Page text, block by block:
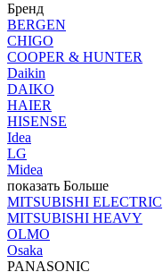
Бренд
BERGEN
CHIGO
COOPER & HUNTER
Daikin
DAIKO
HAIER
HISENSE
Idea
LG
Midea
показать Больше
MITSUBISHI ELECTRIC
MITSUBISHI HEAVY
OLMO
Osaka
PANASONIC